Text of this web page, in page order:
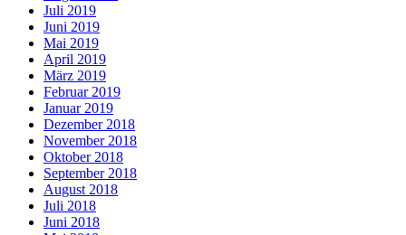
Juli 2019
Juni 2019
Mai 2019
April 2019
März 2019
Februar 2019
Januar 2019
Dezember 2018
November 2018
Oktober 2018
September 2018
August 2018
Juli 2018
Juni 2018